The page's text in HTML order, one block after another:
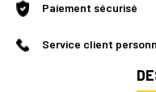
Paiement sécurisé
Service client